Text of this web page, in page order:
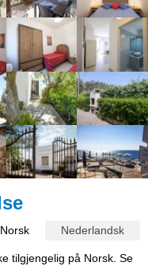
Norsk Nederlandsk
tilgjengelig på Norsk. Se